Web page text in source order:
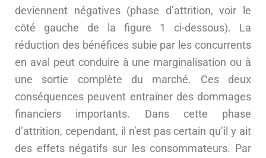
deviennent négatives (phase d’attrition, voir le
côté gauche de la figure 1 ci-dessous). La
réduction des bénéfices subie par les concurrents
en aval peut conduire à une marginalisation ou à
une sortie complète du marché. Ces deux
conséquences peuvent entraîner des dommages
financiers importants. Dans cette phase
d’attrition, cependant, il n’est pas certain qu’il y ait
des effets négatifs sur les consommateurs. Par